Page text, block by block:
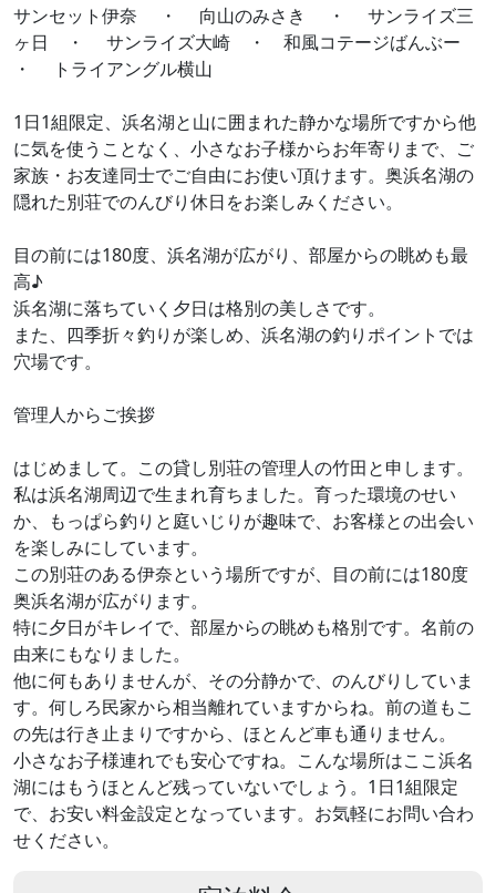
サンセット伊奈 ・ 向山のみさき ・ サンライズ三
ヶ日 ・ サンライズ大崎 ・ 和風コテージばんぶー
・ トライアングル横山
1日1組限定、浜名湖と山に囲まれた静かな場所ですから他
に気を使うことなく、小さなお子様からお年寄りまで、ご
家族・お友達同士でご自由にお使い頂けます。奥浜名湖の
隠れた別荘でのんびり休日をお楽しみください。
目の前には180度、浜名湖が広がり、部屋からの眺めも最
高♪
浜名湖に落ちていく夕日は格別の美しさです。
また、四季折々釣りが楽しめ、浜名湖の釣りポイントでは
穴場です。
管理人からご挨拶
はじめまして。この貸し別荘の管理人の竹田と申します。
私は浜名湖周辺で生まれ育ちました。育った環境のせい
か、もっぱら釣りと庭いじりが趣味で、お客様との出会い
を楽しみにしています。
この別荘のある伊奈という場所ですが、目の前には180度
奥浜名湖が広がります。
特に夕日がキレイで、部屋からの眺めも格別です。名前の
由来にもなりました。
他に何もありませんが、その分静かで、のんびりしていま
す。何しろ民家から相当離れていますからね。前の道もこ
の先は行き止まりですから、ほとんど車も通りません。
小さなお子様連れでも安心ですね。こんな場所はここ浜名
湖にはもうほとんど残っていないでしょう。1日1組限定
で、お安い料金設定となっています。お気軽にお問い合わ
せください。